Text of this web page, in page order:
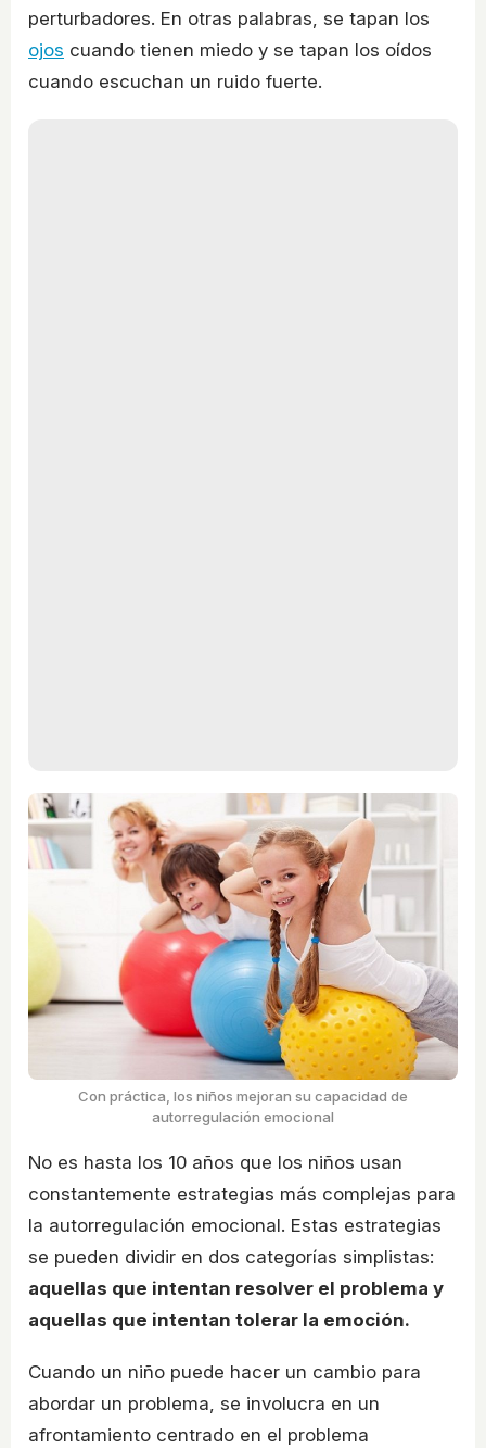
perturbadores. En otras palabras, se tapan los
ojos cuando tienen miedo y se tapan los oídos
cuando escuchan un ruido fuerte.
Con práctica, los niños mejoran su capacidad de
autorregulación emocional
No es hasta los 10 años que los niños usan
constantemente estrategias más complejas para
la autorregulación emocional. Estas estrategias
se pueden dividir en dos categorías simplistas:
aquellas que intentan resolver el problema y
aquellas que intentan tolerar la emoción.
Cuando un niño puede hacer un cambio para
abordar un problema, se involucra en un
afrontamiento centrado en el problema